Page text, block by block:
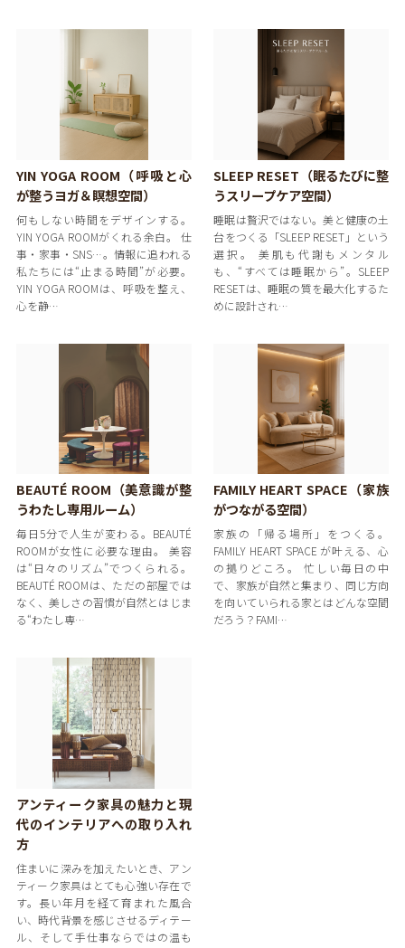
YIN YOGA ROOM（呼吸と心
が整うヨガ＆瞑想空間）
何もしない時間をデザインする。
YIN YOGA ROOMがくれる余白。 仕
事・家事・SNS…。情報に追われる
私たちには“止まる時間”が必要。
YIN YOGA ROOMは、呼吸を整え、
心を静…
SLEEP RESET（眠るたびに整
うスリープケア空間）
睡眠は贅沢ではない。美と健康の土
台をつくる「SLEEP RESET」という
選択。 美肌も代謝もメンタル
も、“すべては睡眠から”。SLEEP
RESETは、睡眠の質を最大化するた
めに設計され…
BEAUTÉ ROOM（美意識が整
うわたし専用ルーム）
毎日5分で人生が変わる。BEAUTÉ
ROOMが女性に必要な理由。 美容
は“日々のリズム”でつくられる。
BEAUTÉ ROOMは、ただの部屋では
なく、美しさの習慣が自然とはじま
る“わたし専…
FAMILY HEART SPACE（家族
がつながる空間）
家族の「帰る場所」をつくる。
FAMILY HEART SPACE が叶える、心
の拠りどころ。 忙しい毎日の中
で、家族が自然と集まり、同じ方向
を向いていられる家とはどんな空間
だろう？FAMI…
アンティーク家具の魅力と現
代のインテリアへの取り入れ
方
住まいに深みを加えたいとき、アン
ティーク家具はとても心強い存在で
す。長い年月を経て育まれた風合
い、時代背景を感じさせるディテー
ル、そして手仕事ならではの温も